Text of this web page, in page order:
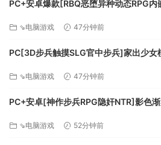
操作系统: Windows 7/8
内存: 512 MB RAM
显卡: nVidia GeForce4（64M或更高）
PC+安卓爆款[RBQ恶堕异种动态RPG
雷/UC/夸克
⇘电脑游戏 47分钟前
PC[3D步兵触摸SLG官中步兵]家出少
雷/UC/夸克
⇘电脑游戏 47分钟前
PC+安卓[神作步兵RPG隐奸NTR]影色
神官[7.5G]百度/迅雷/夸克/UC
⇘电脑游戏 52分钟前